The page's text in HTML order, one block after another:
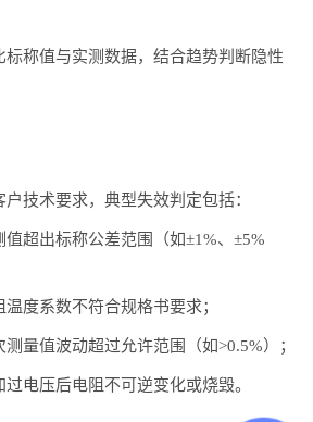
标称值与实测数据，结合趋势判断隐性
户技术要求，典型失效判定包括：
值超出标称公差范围（如±1%、±5%
度系数不符合规格书要求；
量值波动超过允许范围（如>0.5%）；
电压后电阻不可逆变化或烧毁。